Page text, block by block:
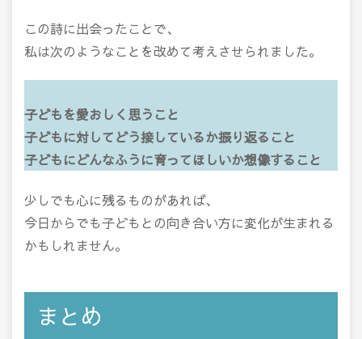
この詩に出会ったことで、
私は次のようなことを改めて考えさせられました。
子どもを愛おしく思うこと
子どもに対してどう接しているか振り返ること
子どもにどんなふうに育ってほしいか想像すること
少しでも心に残るものがあれば、
今日からでも子どもとの向き合い方に変化が生まれる
かもしれません。
まとめ